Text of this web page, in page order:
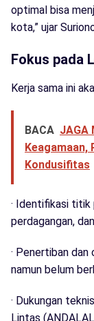
optimal bisa
kota,” ujar
Fokus pada
Kerja sama ini
BACA JAGA
Keagamaan,
Kondusifitas
· Identifikasi titik
perdagangan,
· Penertiban dan
namun belum
· Dukungan
Lintas